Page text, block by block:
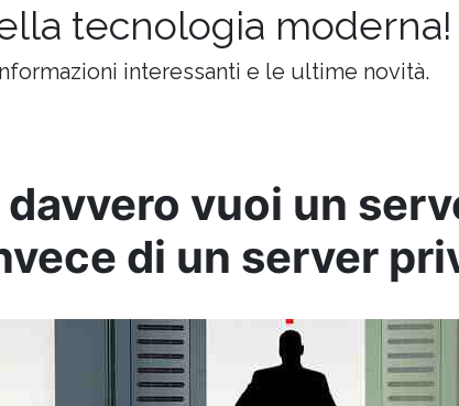
tecnologia moderna!
interessanti e le ultime novità.
davvero vuoi un
di un server